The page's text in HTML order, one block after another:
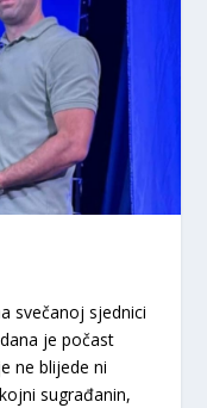
svečanoj sjednici
je počast
ne blijede ni
sugrađanin,